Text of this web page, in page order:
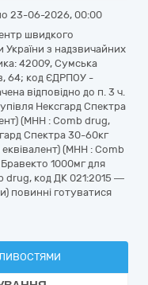
23-06-2026, 00:00
швидкого
України з надзвичайних
42009, Сумська
64; код ЄДРПОУ -
відповідно до п. 3 ч.
Нексгард Спектра
(МНН : Comb drug,
Спектра 30-60кг
еквівалент) (МНН : Comb
1000мг для
drug, код ДК 021:2015 —
повинні готуватися